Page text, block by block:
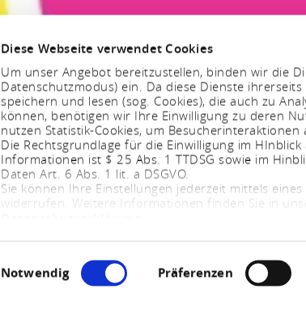
Diese Webseite verwendet Cookies
Um unser Angebot bereitzustellen, binden wir die
Datenschutzmodus) ein. Da diese Dienste
speichern und lesen (sog. Cookies), die auch zu
können, benötigen wir Ihre Einwilligung zu deren
nutzen Statistik-Cookies, um
Die Rechtsgrundlage für die Einwilligung im
Informationen ist $ 25 Abs. 1 TTDSG sowie im
Daten Art. 6 Abs. 1 lit. a DSGVO.
Sie können Ihre Einstellungen jederzeit mittels
widerrufen. Weitere Informationen finden Sie in
Einwilligungsauswahl
Notwendig Präferenzen